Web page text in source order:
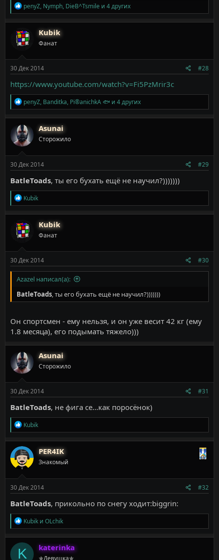
Р
е
а
ц
и
penyZ, Nymph, DieB^Tsmile и 4 других
Kubik
Фанат
30 Дек 2014 #28
https://www.youtube.com/watch?v=Fi5PzMrir3c
Р
е
а
к
ц
и
и
penyZ, Banditka, Pi®anichkA 🐟 и 4 других
Asunai
Сторожило
30 Дек 2014 #29
BatleToads, ты его бухать ещё не научил?)))))))
Р
е
а
ц
и
Kubik
Kubik
Фанат
30 Дек 2014 #30
Azazel написал(а):
BatleToads, ты его бухать ещё не научил?)))))))
Он спортсмен - ему нельзя, и он уже весит 42 кг (ему
1.8 месяца), его подымать тяжело)))
Asunai
Сторожило
30 Дек 2014 #31
BatleToads, не фига се...как поросёнок)
Р
е
а
к
ц
и
Kubik
PER4IK
Знакомый
30 Дек 2014 #32
BatleToads, прикольно по снегу ходит:biggrin:
Р
е
а
к
ц
Kubik и OLchik
K katerinka
✯Девушка✯